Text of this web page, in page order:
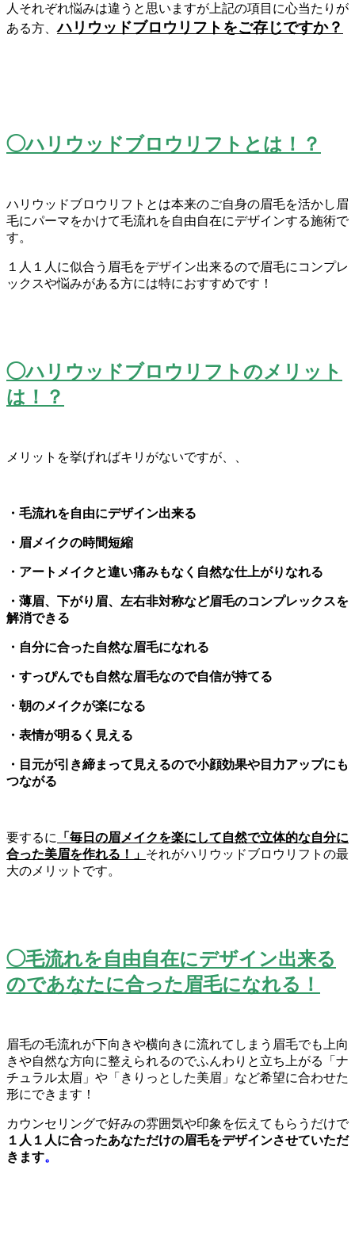
人それぞれ悩みは違うと思いますが上記の項目に心当たりが
ある方 、ハリウッドブロウリフトをご存じですか？
◯ハリウッドブロウリフトとは！？
ハリウッドブロウリフトとは本来のご自身の眉毛を活かし眉
毛にパーマをかけて毛流れを自由自在にデザインする施術で
す。
１人１人に似合う眉毛をデザイン出来るので眉毛にコンプレ
ックスや悩みがある方には特におすすめです！
◯ハリウッドブロウリフトのメリット
は！？
メリットを挙げればキリがないですが、、
・毛流れを自由にデザイン出来る
・眉メイクの時間短縮
・アートメイクと違い痛みもなく自然な仕上がりなれる
・薄眉、下がり眉、 左右非対称など眉毛のコンプレックスを
解消できる
・自分に合った自然な眉毛になれる
・すっぴんでも自然な眉毛なので自信が持てる
・朝のメイクが楽になる
・表情が明るく見える
・ 目元が引き締まって見えるので小顔効果や目力アップにも
つながる
要するに 「 毎日の眉メイクを楽にして自然で立体的な自分に
合った美眉を作れる！」 それがハリウッドブロウリフトの最
大のメリットです。
◯毛流れを自由自在にデザイン出来る
のであなたに合った眉毛になれる！
眉毛の毛流れが下向きや横向きに流れてしまう眉毛でも上向
きや自然な方向に整えられるのでふんわりと立ち上がる「 ナ
チュラル太眉」や「きりっとした美眉」 など希望に合わせた
形にできます！
カウンセリングで好みの雰囲気や印象を伝えてもらうだけで
１人１ 人に合ったあなただけの眉毛をデザインさせていただ
きます。